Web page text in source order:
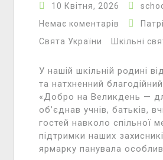
10 Квітня, 2026
Немає коментарів
Свята України
Шкільні
У нашій шкільній родині
та натхненний
«Добро на Великдень —
об’єднав учнів, батьків,
гостей навколо спільної
підтримки наших
ярмарку панувала